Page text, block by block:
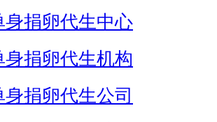
身捐卵代生中心
身捐卵代生机构
身捐卵代生公司